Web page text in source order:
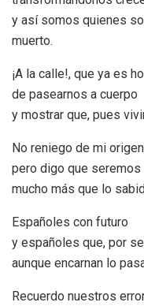
y así somos quienes
muerto.
¡A la calle!, que ya es
de pasearnos a cuerpo
y mostrar que, pues
No reniego de mi
pero digo que seremos
mucho más que lo
Españoles con futuro
y españoles que, por
aunque encarnan lo
Recuerdo nuestros